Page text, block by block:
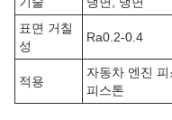
표면 거칠
성
Ra0.2-0.4
적용
자동차 엔진
피스톤